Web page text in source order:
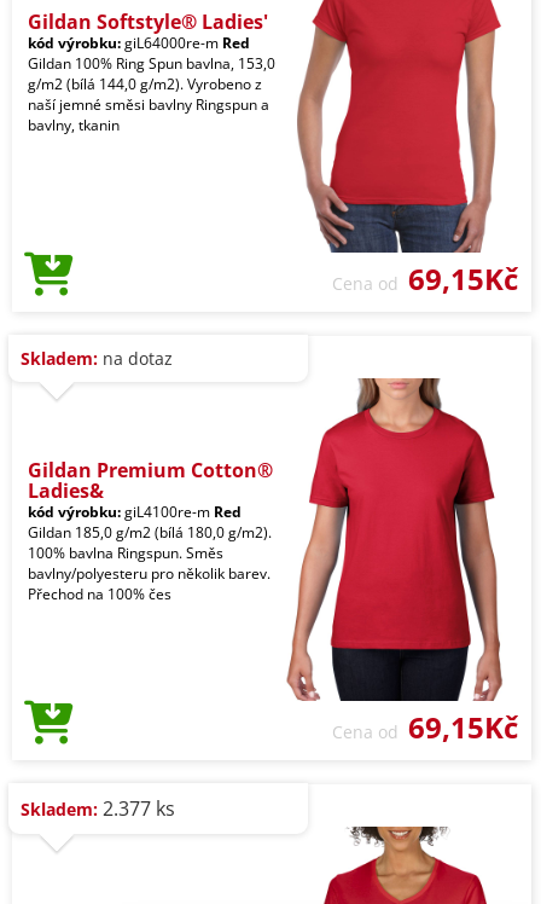
Gildan Softstyle® Ladies'
kód výrobku:giL64000re-m Red
Gildan 100% Ring Spun bavlna, 153,0
g/m2 (bílá 144,0 g/m2). Vyrobeno z
naší jemné směsi bavlny Ringspun a
bavlny, tkanin
Cena od 69,15Kč
Skladem: na dotaz
Gildan Premium Cotton®
Ladies&
kód výrobku:giL4100re-m Red
Gildan 185,0 g/m2 (bílá 180,0 g/m2).
100% bavlna Ringspun. Směs
bavlny/polyesteru pro několik barev.
Přechod na 100% čes
Cena od 69,15Kč
Skladem: 2.377 ks